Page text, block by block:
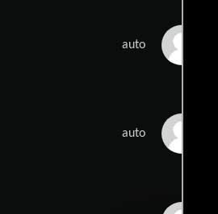
auto
auto